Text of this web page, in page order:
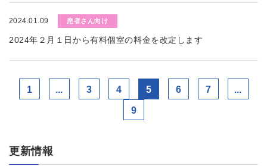
2024.01.09 患者さん向け
2024年２月１日から有料個室の料金を改定します
1 ... 3 4 5 6 7 ...
9
更新情報